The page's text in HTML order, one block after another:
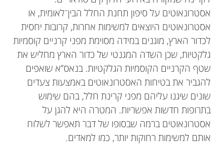
אסטרונאוטים על סיפון תחנת החלל הבין־לאומית, או
אסטרונאוטים היוצאים למשימות אחרות, קרובות יחסית
לכדור הארץ, מוגנים במידה מסוימת מפני קרניים קוסמיות
גלקטיות, שכן השדה המגנטי של כדור הארץ מחליש את
שטף הקרניים הקוסמיות הגלקטיות. בנאס”א שואפים
להגביר את בטיחות האסטרונאוטים באמצעות צעדים
שונים שיגנו עליהם מפני קרינת חלל, בהם שימוש
בתרופות חדשות אפשריות. המטרה היא להגן על
אסטרונאוטים ברמה שבסופו של דבר תאפשר לשלוח
אותם למשימות רחוקות יותר, כמו למאדים.